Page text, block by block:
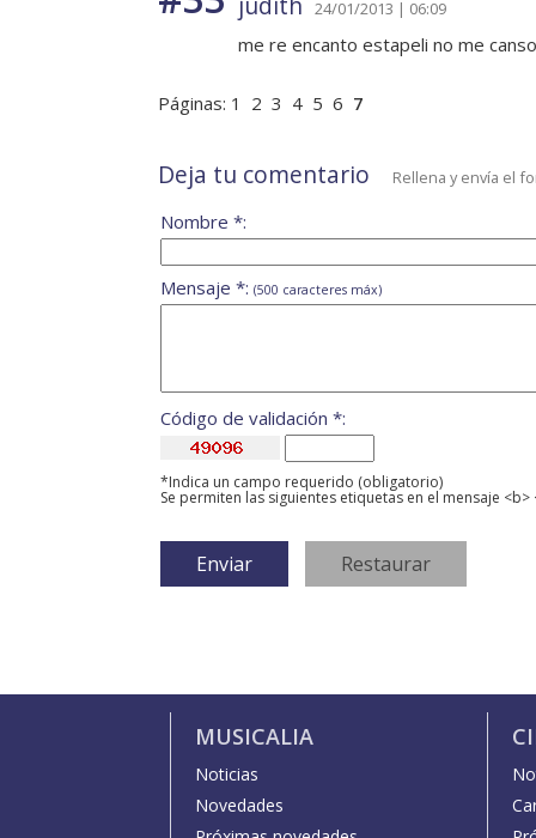
24/01/2013 | 06:09
me re encanto estapeli no me
Páginas: 1 2 3 4 5 6 7
Deja tu comentario Rellena y envía el
Nombre *:
Mensaje *: (500 caracteres máx)
Código de validación *:
*Indica un campo requerido (obligatorio)
Se permiten las siguientes etiquetas en el mensaje <b>
MUSICALIA
Noticias
Novedades